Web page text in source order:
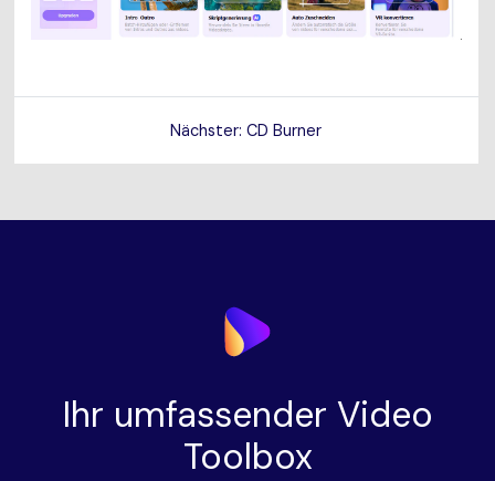
Nächster: CD Burner
Ihr umfassender Video
Toolbox